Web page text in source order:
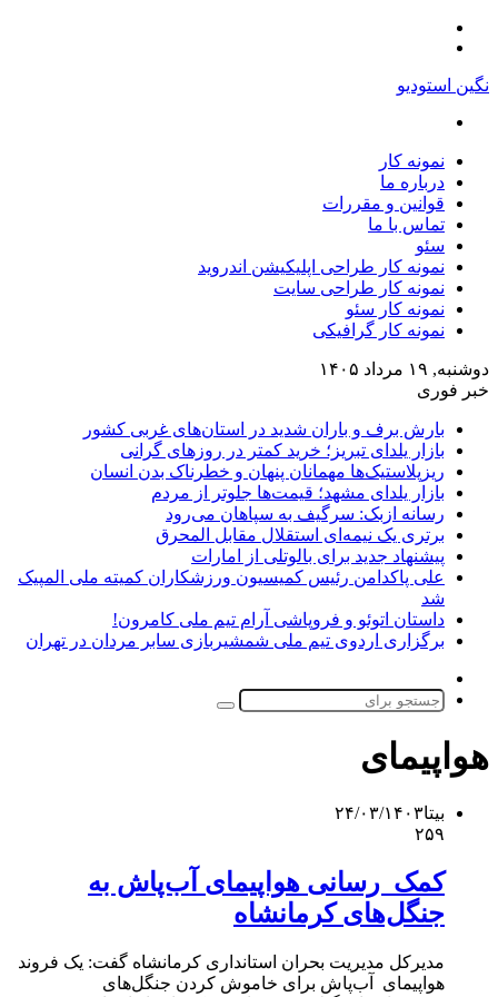
نگین استودیو
نمونه کار
درباره ما
قوانین و مقررات
تماس با ما
سئو
نمونه کار طراحی اپلیکیشن اندروید
نمونه کار طراحی سایت
نمونه کار سئو
نمونه کار گرافیکی
دوشنبه, ۱۹ مرداد ۱۴۰۵
خبر فوری
بارش برف و باران شدید در استان‌های غربی کشور
بازار یلدای تبریز؛ خرید کمتر در روزهای گرانی
ریزپلاستیک‌ها مهمانان پنهان و خطرناک بدن انسان
بازار یلدای مشهد؛ قیمت‌ها جلوتر از مردم
رسانه ازبک: سرگیف به سپاهان می‌رود
برتری یک نیمه‌ای استقلال مقابل المحرق
پیشنهاد جدید برای بالوتلی از امارات
علی پاکدامن رئیس کمیسیون ورزشکاران کمیته ملی المپیک
شد
داستان اتوئو و فروپاشی آرام تیم ملی کامرون!
برگزاری اردوی تیم ملی شمشیربازی سابر مردان در تهران
پوسته
جستجو
هواپیمای
بیتا۲۴/۰۳/۱۴۰۳
۲۵۹
کمک رسانی هواپیمای آب‌پاش به
جنگل‌های کرمانشاه
مدیرکل مدیریت بحران استانداری کرمانشاه گفت: یک فروند
هواپیمای آب‌پاش برای خاموش کردن جنگل‌های